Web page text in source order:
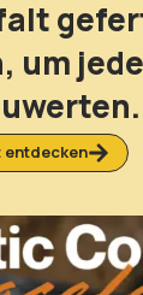
um
entdecken